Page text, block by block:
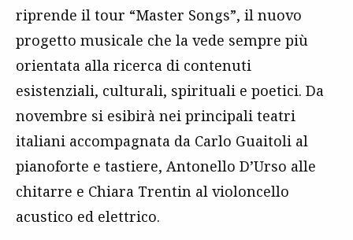
riprende il tour “Master Songs”, il nuovo
progetto musicale che la vede sempre più
orientata alla ricerca di contenuti
esistenziali, culturali, spirituali e poetici. Da
novembre si esibirà nei principali teatri
italiani accompagnata da Carlo Guaitoli al
pianoforte e tastiere, Antonello D’Urso alle
chitarre e Chiara Trentin al violoncello
acustico ed elettrico.